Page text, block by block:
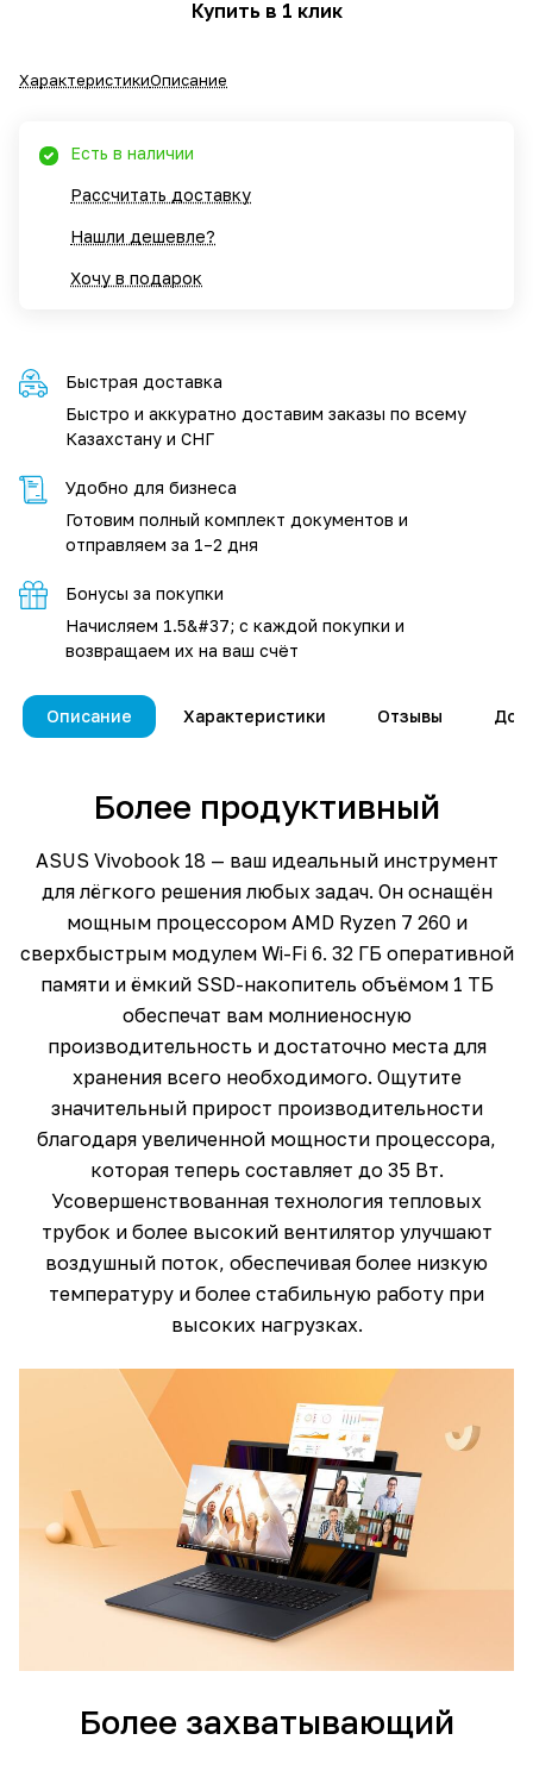
Купить в 1 клик
ХарактеристикиОписание
Есть в наличии
Рассчитать доставку
Нашли дешевле?
Хочу в подарок
Быстрая доставка
Быстро и аккуратно доставим заказы по всему
Казахстану и СНГ
Удобно для бизнеса
Готовим полный комплект документов и
отправляем за 1–2 дня
Бонусы за покупки
Начисляем 1.5&#37; с каждой покупки и
возвращаем их на ваш счёт
Описание Характеристики Отзывы
Более продуктивный
ASUS Vivobook 18 — ваш идеальный инструмент
для лёгкого решения любых задач. Он оснащён
мощным процессором AMD Ryzen 7 260 и
сверхбыстрым модулем Wi-Fi 6. 32 ГБ оперативной
памяти и ёмкий SSD-накопитель объёмом 1 ТБ
обеспечат вам молниеносную
производительность и достаточно места для
хранения всего необходимого. Ощутите
значительный прирост производительности
благодаря увеличенной мощности процессора,
которая теперь составляет до 35 Вт.
Усовершенствованная технология тепловых
трубок и более высокий вентилятор улучшают
воздушный поток, обеспечивая более низкую
температуру и более стабильную работу при
высоких нагрузках.
Более захватывающий